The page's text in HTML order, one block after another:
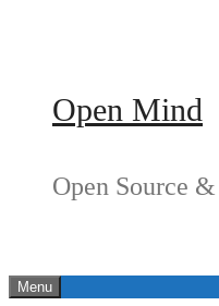
Open Mind
Open Source
Menu